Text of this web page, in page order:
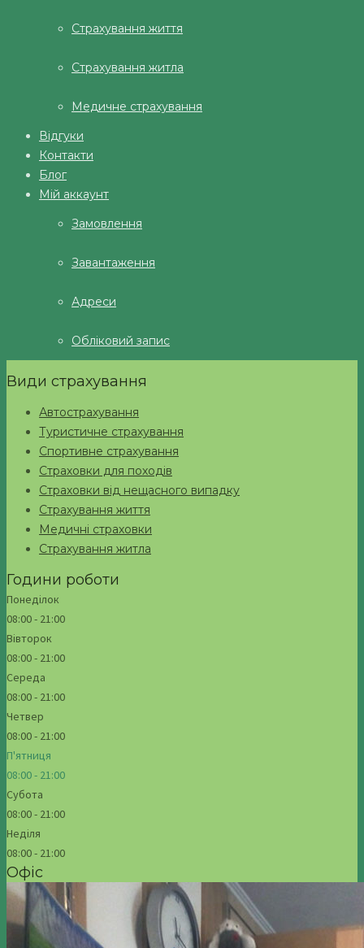
Страхування життя
Страхування житла
Медичне страхування
Відгуки
Контакти
Блог
Мій аккаунт
Замовлення
Завантаження
Адреси
Обліковий запис
Види страхування
Автострахування
Туристичне страхування
Спортивне страхування
Страховки для походів
Страховки від нещасного випадку
Страхування життя
Медичні страховки
Страхування житла
Години роботи
Понеділок
08:00 - 21:00
Вівторок
08:00 - 21:00
Середа
08:00 - 21:00
Четвер
08:00 - 21:00
П'ятниця
08:00 - 21:00
Субота
08:00 - 21:00
Неділя
08:00 - 21:00
Офіс